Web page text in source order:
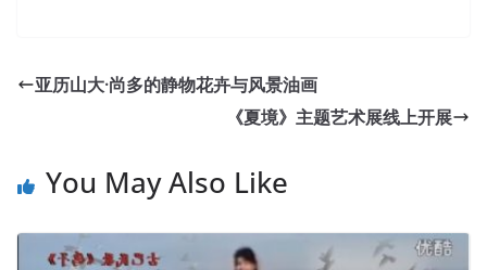
You May Also Like